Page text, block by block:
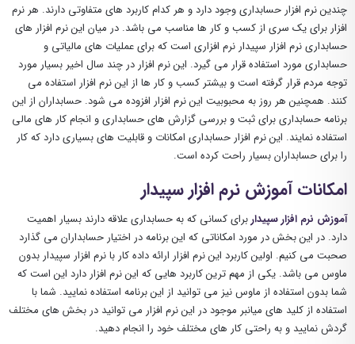
چندین نرم افزار حسابداری وجود دارد و هر کدام کاربرد های متفاوتی دارند. هر نرم
افزار برای یک سری از کسب و کار ها مناسب می باشد. در میان این نرم افزار های
حسابداری نرم افزار سپیدار نرم افزاری است که برای عملیات های مالیاتی و
حسابداری مورد استفاده قرار می گیرد. این نرم افزار در چند سال اخیر بسیار مورد
توجه مردم قرار گرفته است و بیشتر کسب و کار ها از این نرم افزار استفاده می
کنند. همچنین هر روز به محبوبیت این نرم افزار افزوده می شود. حسابداران از این
برنامه حسابداری برای ثبت و بررسی گزارش های حسابداری و انجام کار های مالی
استفاده نمایند. این نرم افزار حسابداری امکانات و قابلیت های بسیاری دارد که کار
را برای حسابداران بسیار راحت کرده است.
امکانات آموزش نرم افزار سپیدار
آموزش نرم افزار سپیداربرای کسانی که به حسابداری علاقه دارند بسیار اهمیت
دارد. در این بخش در مورد امکاناتی که این برنامه در اختیار حسابداران می گذارد
صحبت می کنیم. اولین کاربرد این نرم افزار ارائه داده کار با نرم افزار سپیدار بدون
ماوس می باشد. یکی از مهم ترین کاربرد هایی که این نرم افزار دارد این است که
شما بدون استفاده از ماوس نیز می توانید از این برنامه استفاده نمایید. شما با
استفاده از کلید های میانبر موجود در این نرم افزار می توانید در بخش های مختلف
گردش نمایید و به راحتی کار های مختلف خود را انجام دهید.